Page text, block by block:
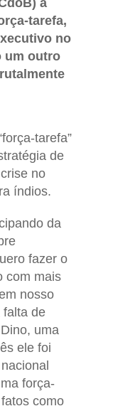
a
tarefa,
no
um outro
tarefa”
de
no
índios.
da
fazer o
com mais
nosso
falta de
uma
ele foi
força-
como